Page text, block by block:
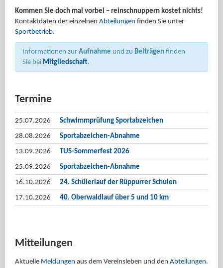
Kommen Sie doch mal vorbei – reinschnuppern kostet nichts!
Kontaktdaten der einzelnen Abteilungen finden Sie unter
Sportbetrieb.
Informationen zur Aufnahme und zu Beiträgen finden
Sie bei Mitgliedschaft.
Termine
25.07.2026 Schwimmprüfung Sportabzeichen
28.08.2026 Sportabzeichen-Abnahme
13.09.2026 TUS-Sommerfest 2026
25.09.2026 Sportabzeichen-Abnahme
16.10.2026 24. Schülerlauf der Rüppurrer Schulen
17.10.2026 40. Oberwaldlauf über 5 und 10 km
Mitteilungen
Aktuelle Meldungen aus dem Vereinsleben und den Abteilungen.